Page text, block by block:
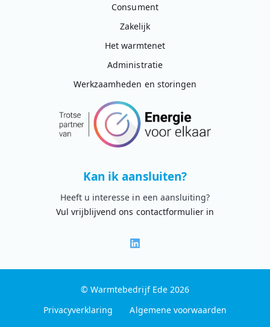
Consument
Zakelijk
Het warmtenet
Administratie
Werkzaamheden en storingen
Kan ik aansluiten?
Heeft u interesse in een aansluiting?
Vul vrijblijvend ons contactformulier in
© Warmtebedrijf Ede 2026
Privacyverklaring
Algemene voorwaarden